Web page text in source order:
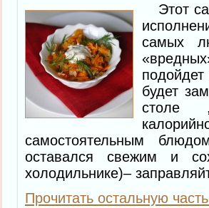
Этот
самых
будет
самостоятельным
оставался свежим и
холодильнике)–
Прочитать остальную